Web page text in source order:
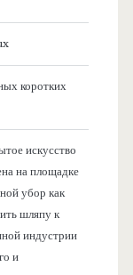
коротких
искусство
на площадке
убор как
шляпу к
индустрии
и